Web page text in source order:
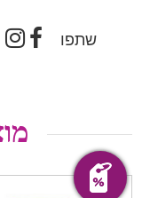
שתפו
מבצע!